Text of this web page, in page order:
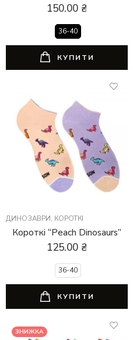
150.00 ₴
36-40
КУПИТИ
ДИНОЗАВРИ, КОРОТКІ
Короткі “Peach Dinosaurs”
125.00 ₴
36-40
КУПИТИ
ЗНИЖКА